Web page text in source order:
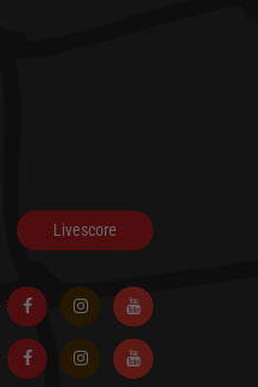
Livescore